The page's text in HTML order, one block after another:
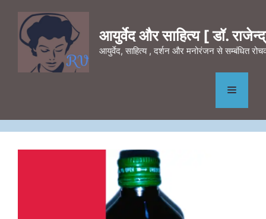
content
आयुर्वेद और साहित्य [ डॉ.
आयुर्वेद, साहित्य , दर्शन और मनोरंजन से सम्बंधित
Menu